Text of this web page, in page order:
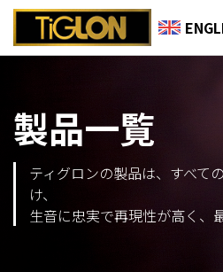
製品一覧
ティグロンの製品は、すべて
け、
生音に忠実で再現性が高く、